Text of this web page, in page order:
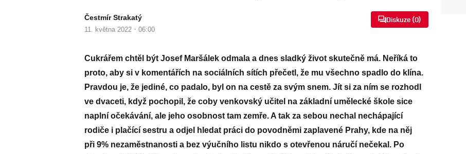
Čestmír Strakatý
11. května 2022 · 06:00
Diskuze (0)
Cukrářem chtěl být Josef Maršálek odmala a dnes sladký život skutečně má. Neříká to
proto, aby si v komentářích na sociálních sítích přečetl, že mu všechno spadlo do klína.
Pravdou je, že jediné, co padalo, byl on na cestě za svým snem. Jít si za ním se rozhodl
ve dvaceti, když pochopil, že coby venkovský učitel na základní umělecké škole sice
naplní očekávání, ale jeho osobnost tam zemře. A tak za sebou nechal nechápající
rodiče i plačící sestru a odjel hledat práci do povodněmi zaplavené Prahy, kde na něj
při 9% nezaměstnanosti a bez výučního listu nikdo s otevřenou náručí nečekal. Po